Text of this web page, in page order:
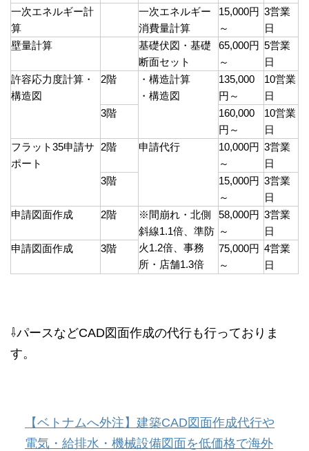
一次エネルギー計
算
一次エネルギー
消費量計算
15,000円
～
3営業
日
壁量計算
基礎伏図・基礎
断面セット
65,000円
～
5営業
日
許容応力度計算・
構造図
2階
・構造計算
・構造図
135,000
円～
10営業
日
3階
160,000
円～
10営業
日
フラット35申請サ
ポート
2階 申請代行
10,000円
～
3営業
日
3階
15,000円
～
3営業
日
申請図面作成
2階
※間崩れ・北側
斜線1.1倍、準防
火1.2倍、事務
所・店舗1.3倍
58,000円
～
3営業
日
申請図面作成
3階
75,000円
～
4営業
日
⇩パースなどCAD図面作成の代行も行っておりま
す。
【ベトナムへ外注】建築CAD図面作成代行や
電気・給排水・機械設備図面を低価格で海外